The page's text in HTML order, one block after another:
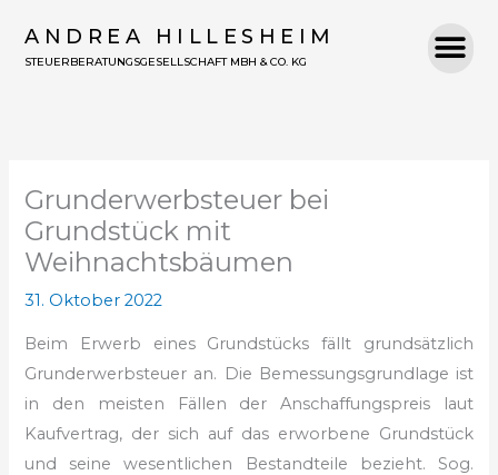
InhaltANDREA HILLESHEIM
STEUERBERATUNGSGESELLSCHAFT MBH & CO. KG
Grunderwerbsteuer bei
Grundstück mit
Weihnachtsbäumen
31. Oktober 2022
Beim Erwerb eines Grundstücks fällt grundsätzlich
Grunderwerbsteuer an. Die Bemessungsgrundlage ist
in den meisten Fällen der Anschaffungspreis laut
Kaufvertrag, der sich auf das erworbene Grundstück
und seine wesentlichen Bestandteile bezieht. Sog.